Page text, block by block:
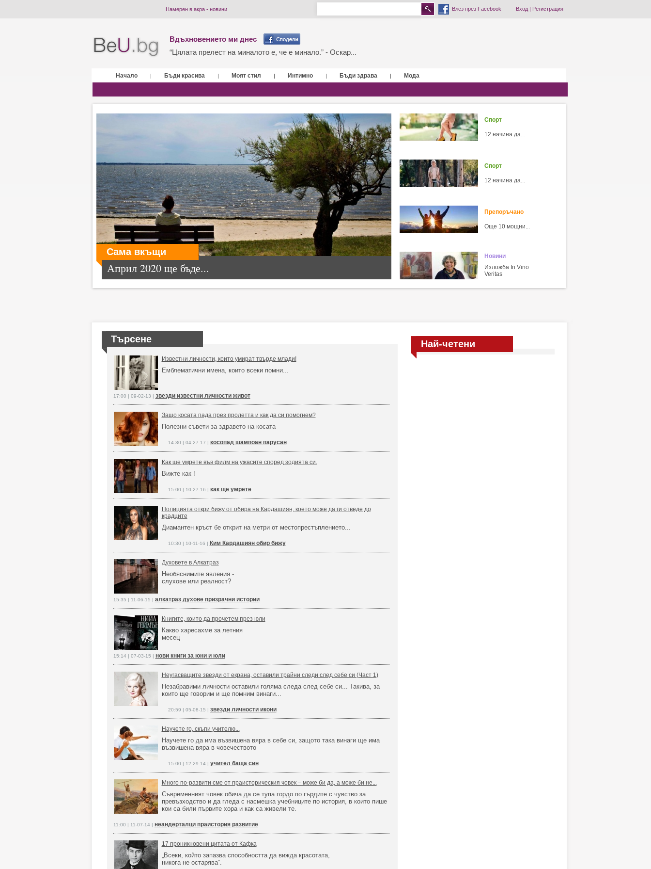
Намерен в акра - новини Влез през Facebook Вход| Регистрация
Вдъхновението ми днес
“Цялата прелест на миналото е, че е минало.” - Оскар...
Начало | Бъди красива | Моят стил | Интимно | Бъди здрава | Мода
Сама вкъщи
Април 2020 ще бъде...
Спорт
12 начина да...
Спорт
12 начина да...
Препоръчано
Още 10 мощни...
Новини
Изложба In Vino
Veritas
Търсене
Известни личности, които умират твърде млади!
Емблематични имена, които всеки помни...
17:00 | 09-02-13 | звезди известни личности живот
Защо косата пада през пролетта и как да си помогнем?
Полезни съвети за здравето на косата
14:30 | 04-27-17 | косопад шампоан парусан
Как ще умрете във филм на ужасите според зодията си.
Вижте как !
15:00 | 10-27-16 | как ще умрете
Полицията откри бижу от обира на Кардашиян, което може да ги отведе до
крадците
Диамантен кръст бе открит на метри от местопрестъплението...
10:30 | 10-11-16 | Ким Кардашиян обир бижу
Духовете в Алкатраз
Необяснимите явления -
слухове или реалност?
15:35 | 11-06-15 | алкатраз духове призрачни истории
Книгите, които да прочетем през юли
Какво харесахме за летния
месец
15:14 | 07-03-15 | нови книги за юни и юли
Неугасващите звезди от екрана, оставили трайни следи след себе си (Част 1)
Незабравими личности оставили голяма следа след себе си... Такива, за
които ще говорим и ще помним винаги...
20:59 | 05-08-15 | звезди личности икони
Научете го, скъпи учителю...
Научете го да има възвишена вяра в себе си, защото така винаги ще има
възвишена вяра в човечеството
15:00 | 12-29-14 | учител баща син
Много по-развити сме от праисторическия човек – може би да, а може би не...
Съвременният човек обича да се тупа гордо по гърдите с чувство за
превъзходство и да гледа с насмешка учебниците по история, в които пише
кои са били първите хора и как са живели те.
11:00 | 11-07-14 | неандерталци праистория развитие
17 проникновени цитата от Кафка
„Всеки, който запазва способността да вижда красотата,
никога не остарява”.
Най-четени